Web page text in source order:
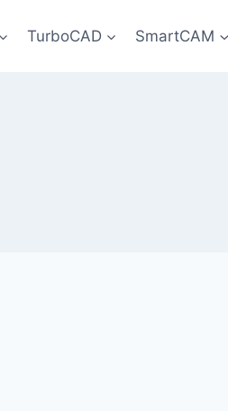
TurboCAD SmartCAM